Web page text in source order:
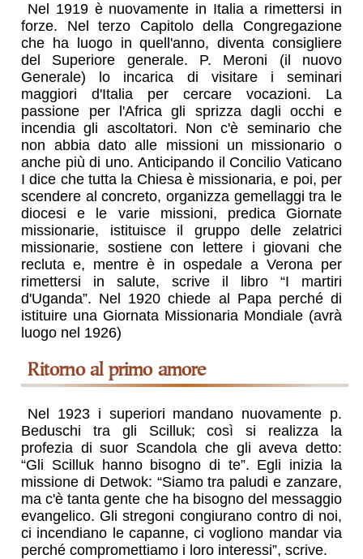
Nel 1919 è nuovamente in Italia a rimettersi in
forze. Nel terzo Capitolo della Congregazione
che ha luogo in quell'anno, diventa consigliere
del Superiore generale. P. Meroni (il nuovo
Generale) lo incarica di visitare i seminari
maggiori d'Italia per cercare vocazioni. La
passione per l'Africa gli sprizza dagli occhi e
incendia gli ascoltatori. Non c'è seminario che
non abbia dato alle missioni un missionario o
anche più di uno. Anticipando il Concilio Vaticano
I dice che tutta la Chiesa è missionaria, e poi, per
scendere al concreto, organizza gemellaggi tra le
diocesi e le varie missioni, predica Giornate
missionarie, istituisce il gruppo delle zelatrici
missionarie, sostiene con lettere i giovani che
recluta e, mentre è in ospedale a Verona per
rimettersi in salute, scrive il libro “I martiri
d'Uganda”. Nel 1920 chiede al Papa perché di
istituire una Giornata Missionaria Mondiale (avrà
luogo nel 1926)
Ritorno al primo amore
Nel 1923 i superiori mandano nuovamente p.
Beduschi tra gli Scilluk; così si realizza la
profezia di suor Scandola che gli aveva detto:
“Gli Scilluk hanno bisogno di te”. Egli inizia la
missione di Detwok: “Siamo tra paludi e zanzare,
ma c'è tanta gente che ha bisogno del messaggio
evangelico. Gli stregoni congiurano contro di noi,
ci incendiano le capanne, ci vogliono mandar via
perché compromettiamo i loro interessi”, scrive.